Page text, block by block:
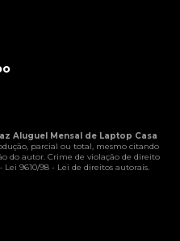
Aluguel Mensal de Laptop Casa
parcial ou total, mesmo citando
do autor. Crime de violação de direito
Lei 9610/98 - Lei de direitos autorais.